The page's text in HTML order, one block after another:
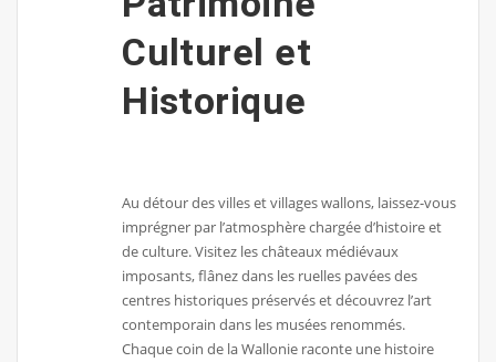
Culturel et
Historique
Au détour des villes et villages wallons, laissez-vous
imprégner par l’atmosphère chargée d’histoire et
de culture. Visitez les châteaux médiévaux
imposants, flânez dans les ruelles pavées des
centres historiques préservés et découvrez l’art
contemporain dans les musées renommés.
Chaque coin de la Wallonie raconte une histoire